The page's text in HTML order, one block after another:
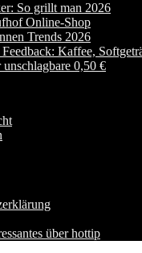
So grillt man 2026
Online-Shop
Trends 2026
Kaffee,
unschlagbare 0,50 €
über hottip